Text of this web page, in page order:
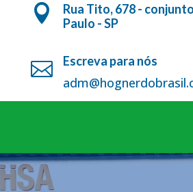

Rua Tito, 678 -
Paulo - SP
 Escreva para nós